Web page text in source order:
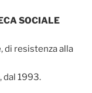
SOCIALE
di resistenza alla
dal 1993.